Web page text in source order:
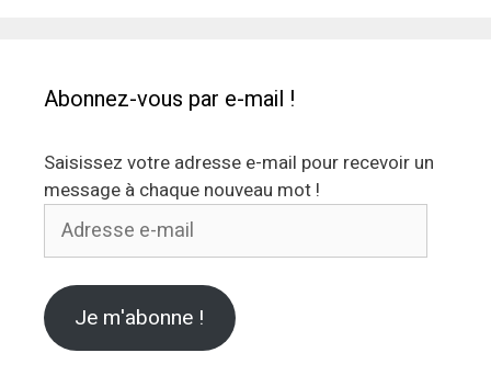
Abonnez-vous par e-mail !
Saisissez votre adresse e-mail pour recevoir un
message à chaque nouveau mot !
Adresse
Je m'abonne !